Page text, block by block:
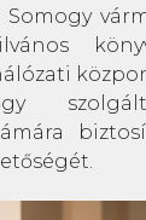
Somogy